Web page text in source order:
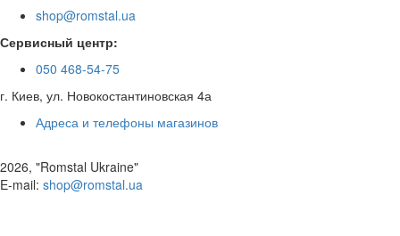
shop@romstal.ua
Сервисный центр:
050 468-54-75
г. Киев, ул. Новокостантиновская 4а
Адреса и телефоны магазинов
2026, "Romstal Ukraine"
​E-mail: shop@romstal.ua